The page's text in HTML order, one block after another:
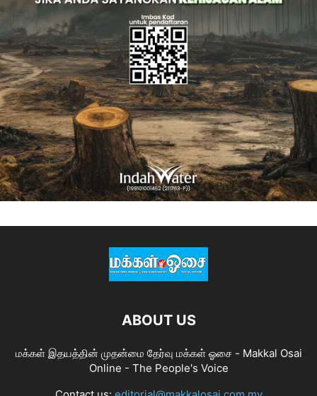
ABOUT US
மக்கள் இதயத்தின் முதன்மை தேர்வு மக்கள் ஓசை - Makkal Osai
Online - The People's Voice